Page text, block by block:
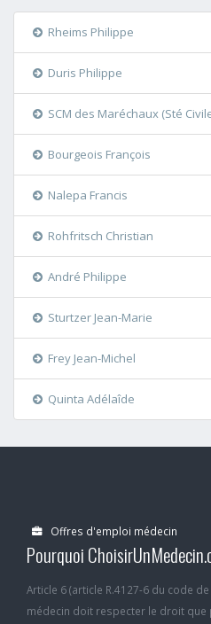
Rheims Philippe
Duris Philippe
SCM des Maréchaux (Sté
Bourgeois François
Nalepa Francis
Rohfritsch Christian
André Philippe
Sturtzer Jean-Marie
Frey Jean-Michel
Quinta Adélaîde
Offres d'emploi médecin
Pourquoi
Article 6 (article R.4127-6 du code
médecin doit respecter le droit